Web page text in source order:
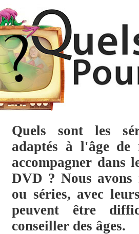
Quels sont les
adaptés à l'âge de
accompagner dans
DVD ? Nous avons
ou séries, avec
peuvent être
conseiller des âges.